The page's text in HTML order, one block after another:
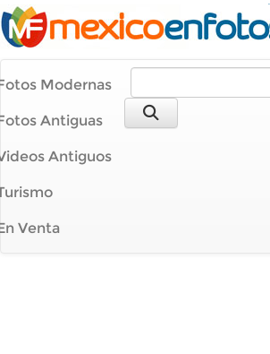
Modernas
Antiguas
Antiguos
Venta